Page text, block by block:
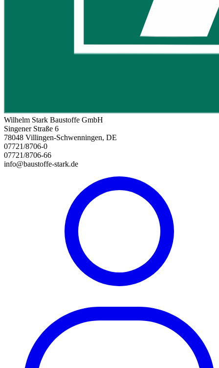
Wilhelm Stark Baustoffe GmbH
Singener Straße 6
78048 Villingen-Schwenningen, DE
07721/8706-0
07721/8706-66
info@baustoffe-stark.de